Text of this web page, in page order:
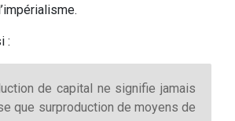
:
de capital ne signifie jamais
que surproduction de moyens de